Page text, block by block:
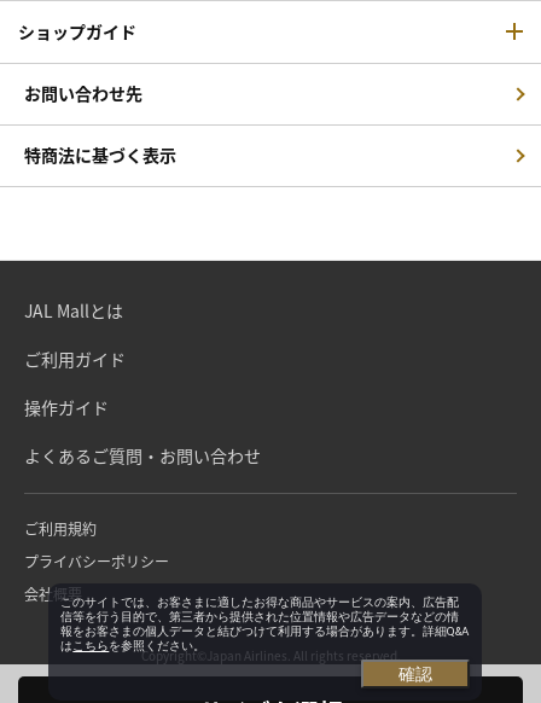
ショップガイド
お問い合わせ先
特商法に基づく表示
JAL Mallとは
ご利用ガイド
操作ガイド
よくあるご質問・お問い合わせ
ご利用規約
プライバシーポリシー
会社概要
Copyright©Japan Airlines. All rights reserved.
このサイトでは、お客さまに適したお得な商品やサービスの案内、広告配
信等を行う目的で、第三者から提供された位置情報や広告データなどの情
報をお客さまの個人データと結びつけて利用する場合があります。詳細Q&A
は こちらを参照ください。
確認